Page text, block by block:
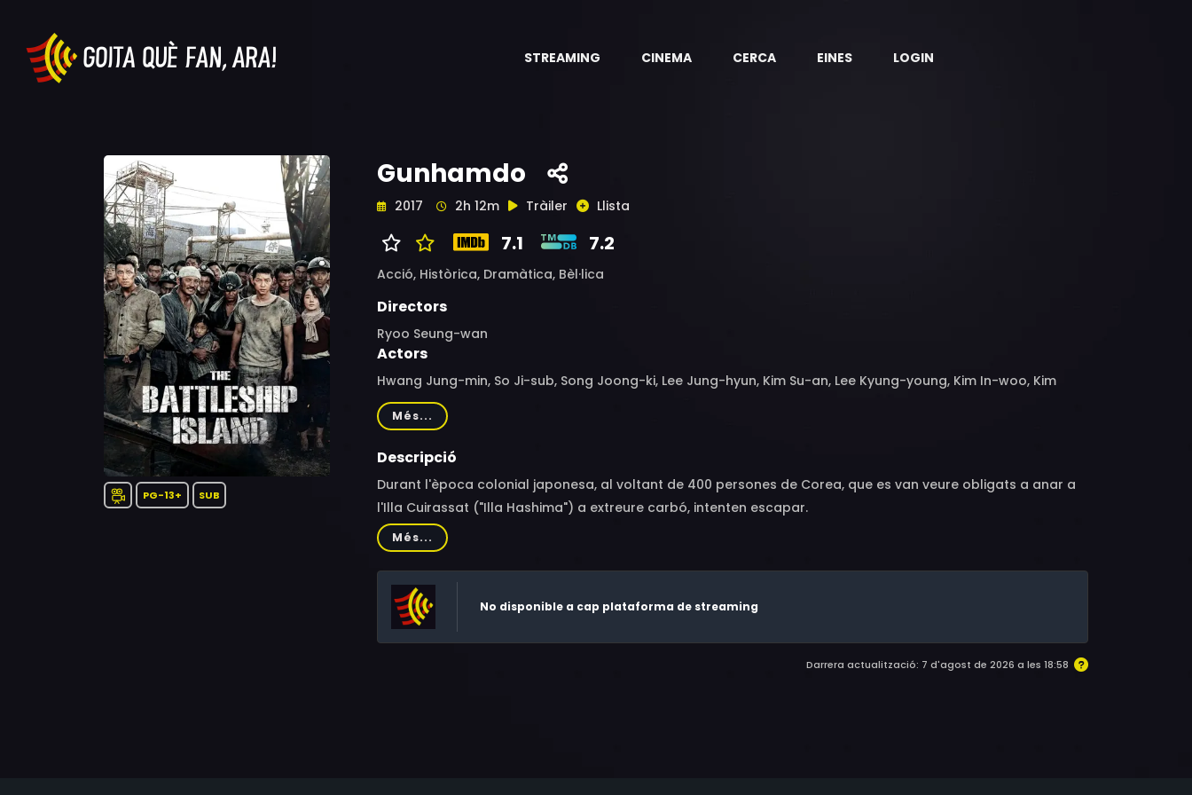
STREAMING CINEMA CERCA EINES LOGIN
PG-13+ SUB
Gunhamdo
2017 2h 12m Tràiler Llista
7.1 7.2
Acció, Històrica, Dramàtica, Bèl·lica
Directors
Ryoo Seung-wan
Actors
Hwang Jung-min, So Ji-sub, Song Joong-ki, Lee Jung-hyun, Kim Su-an, Lee Kyung-young, Kim In-woo, Kim
Joong-hee, Kim Min-jae, Shin Seung-hwan, Kim Yae-eun, Jo Kyung-hyun, Kim Kyu-baek, Yoon Dae-yeul, Lee
Jung-eun, Kwon Han-sol, Park Seong-il, Uhm Ji-sung, Shin Hyun-tak, Yoon Kyung-ho, Kim Bo-yoon, Ham
Seong-min, Hwang Byeng-gug, Lee Yu-mi, Park Kyung-man, Ki Jin-woo, Bae Je-gi
Més...
Descripció
Durant l'època colonial japonesa, al voltant de 400 persones de Corea, que es van veure obligats a anar a
l'Illa Cuirassat ("Illa Hashima") a extreure carbó, intenten escapar.
Més...
No disponible a cap plataforma de streaming
Darrera actualització: 7 d'agost de 2026 a les 18:58